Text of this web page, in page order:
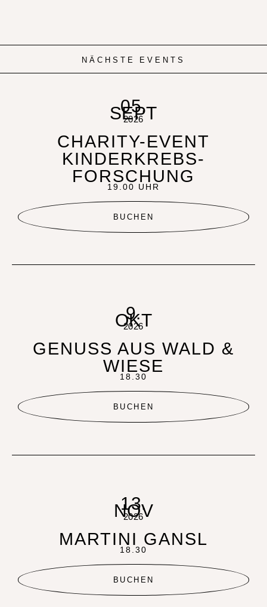
NÄCHSTE EVENTS
05.
SEPT
2026
CHARITY-EVENT
KINDERKREBS-
FORSCHUNG
19.00 UHR
BUCHEN
9.
OKT
2026
GENUSS AUS WALD &
WIESE
18.30
BUCHEN
13.
NOV
2026
MARTINI GANSL
18.30
BUCHEN